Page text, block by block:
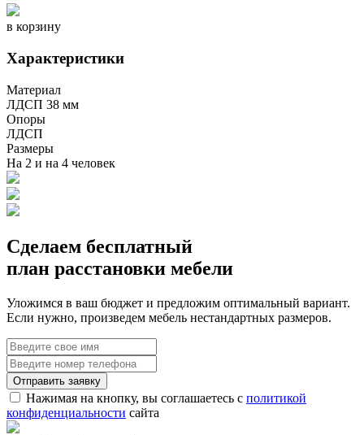
в корзину
Характеристики
Материал
ЛДСП 38 мм
Опоры
ЛДСП
Размеры
На 2 и на 4 человек
Сделаем бесплатный
план расстановки мебели
Уложимся в ваш бюджет и предложим оптимальный вариант.
Если нужно, произведем мебель нестандартных размеров.
Нажимая на кнопку, вы соглашаетесь с политикой
конфиденциальности сайта